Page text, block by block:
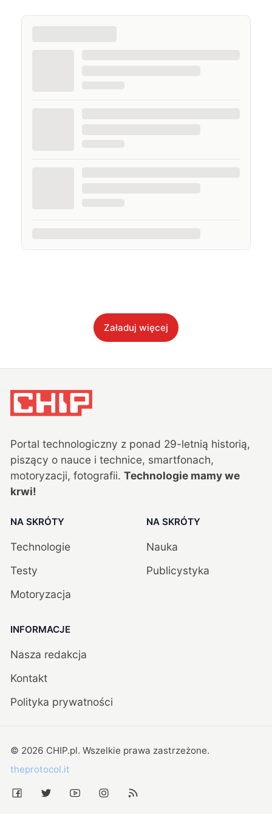
Załaduj więcej
Portal technologiczny z ponad 29-letnią historią,
piszący o nauce i technice, smartfonach,
motoryzacji, fotografii. Technologie mamy we
krwi!
NA SKRÓTY
Technologie
Testy
Motoryzacja
NA SKRÓTY
Nauka
Publicystyka
INFORMACJE
Nasza redakcja
Kontakt
Polityka prywatności
© 2026 CHIP.pl. Wszelkie prawa zastrzeżone.
theprotocol.it